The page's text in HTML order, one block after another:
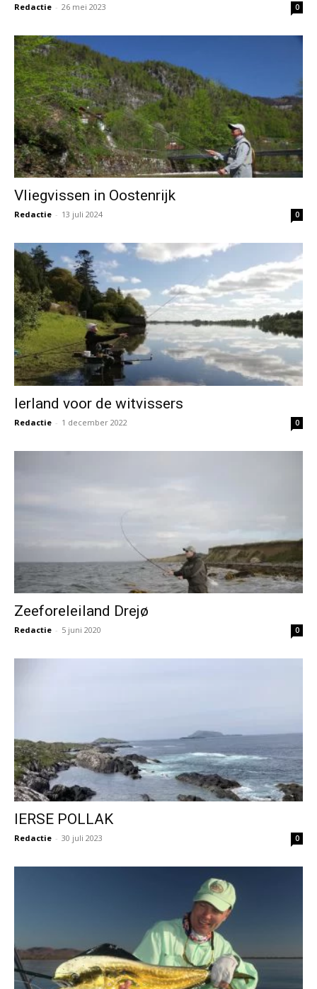
Redactie - 26 mei 2023 0
Vliegvissen in Oostenrijk
Redactie - 13 juli 2024 0
Ierland voor de witvissers
Redactie - 1 december 2022 0
Zeeforeleiland Drejø
Redactie - 5 juni 2020 0
IERSE POLLAK
Redactie - 30 juli 2023 0